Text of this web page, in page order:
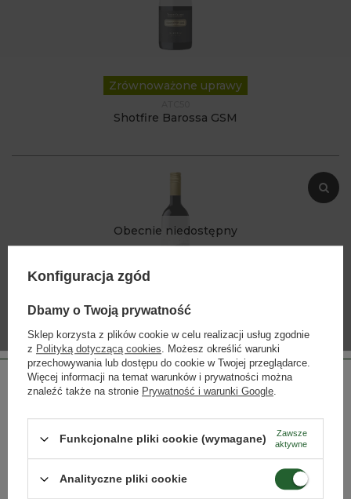
Zrównoważone uprawy
Shotfire Barossa GSM
Obecnie niedostępny
Monty's Hill Syrah Cabernet Sauvignon
SŁYNNE WINIARNIE - ODKRYJ
NAJSŁYNNIEJSZE WINIARNIE NA
ŚWIECIE
Czy masz ukończone 18 lat?
Konfiguracja zgód
Dbamy o Twoją prywatność
Sklep korzysta z plików cookie w celu realizacji usług zgodnie
z Polityką dotyczącą cookies. Możesz określić warunki
przechowywania lub dostępu do cookie w Twojej przeglądarce.
Więcej informacji na temat warunków i prywatności można
znaleźć także na stronie Prywatność i warunki Google.
Funkcjonalne pliki cookie (wymagane)
Zawsze
aktywne
Analityczne pliki cookie